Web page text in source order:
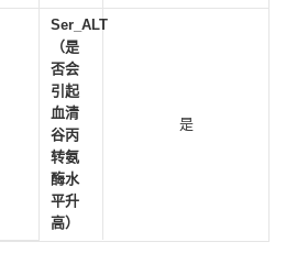
Ser_ALT
（是
否会
引起
血清
谷丙
转氨
酶水
平升
高）
是